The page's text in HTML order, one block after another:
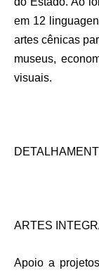
em 12
artes cênicas
museus,
visuais.
ARTES
Apoio a